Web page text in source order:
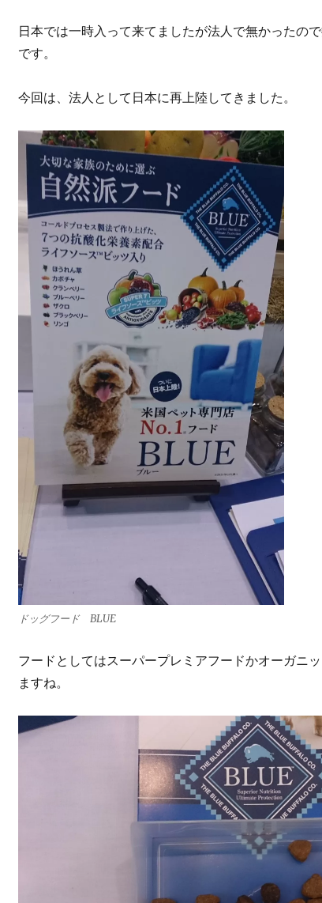
日本では一時入って来てましたが法人で無かったの
です。
今回は、法人として日本に再上陸してきました。
ドッグフード BLUE
フードとしてはスーパープレミアフードかオーガニ
ますね。